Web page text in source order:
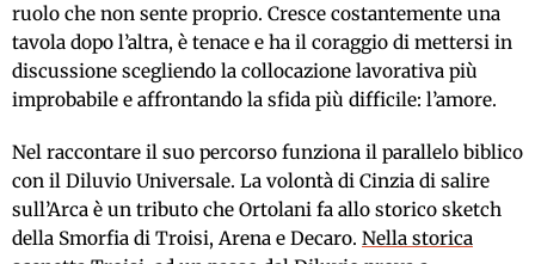
ruolo che non sente proprio. Cresce costantemente una
tavola dopo l’altra, è tenace e ha il coraggio di mettersi in
discussione scegliendo la collocazione lavorativa più
improbabile e affrontando la sfida più difficile: l’amore.
Nel raccontare il suo percorso funziona il parallelo biblico
con il Diluvio Universale. La volontà di Cinzia di salire
sull’Arca è un tributo che Ortolani fa allo storico sketch
della Smorfia di Troisi, Arena e Decaro. Nella storica